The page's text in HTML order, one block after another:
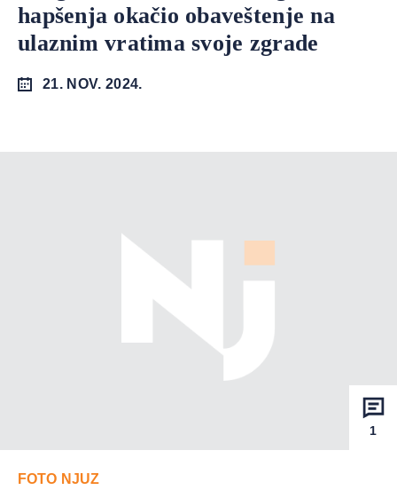
hapšenja okačio obaveštenje na
ulaznim vratima svoje zgrade
21. NOV. 2024.
1
FOTO NJUZ